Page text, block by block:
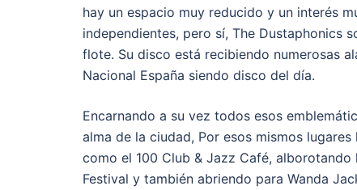
hay un espacio muy reducido y un interés
independientes, pero sí, The Dustaphonics
flote. Su disco está recibiendo numerosas
Nacional España siendo disco del día.
Encarnando a su vez todos esos
alma de la ciudad, Por esos mismos
como el 100 Club & Jazz Café,
Festival y también abriendo para Wanda